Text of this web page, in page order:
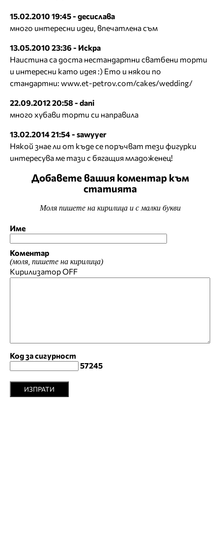
15.02.2010 19:45 - десислава
много интересни идеи, впечатлена съм
13.05.2010 23:36 - Искра
Наистина са доста нестандартни сватбени торти
и интересни като идея :) Ето и някои по
стандартни: www.et-petrov.com/cakes/wedding/
22.09.2012 20:58 - dani
много хубави торти си направила
13.02.2014 21:54 - sawyyer
Някой знае ли от къде се поръчват тези фигурки
интересува ме тази с бягащия младоженец!
Добавете вашия коментар към
статията
Моля пишете на кирилица и с малки букви
Име
Коментар
(моля, пишете на кирилица)
КирилизаторOFF
Код за сигурност
57245
ИЗПРАТИ